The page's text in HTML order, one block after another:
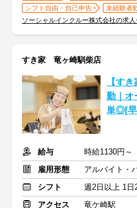
シフト自由・自己申告
未経験者
ソーシャルインクルー株式会社の求
すき家 竜ヶ崎馴柴店
【す
勤｜オ
単◎[早
給与
雇用形態
アルバイト・
シフト
週2日以上 1日
アクセス
竜ケ崎駅